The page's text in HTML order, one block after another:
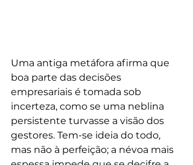
Uma antiga metáfora afirma que
boa parte das decisões
empresariais é tomada sob
incerteza, como se uma neblina
persistente turvasse a visão dos
gestores. Tem-se ideia do todo,
mas não à perfeição; a névoa mais